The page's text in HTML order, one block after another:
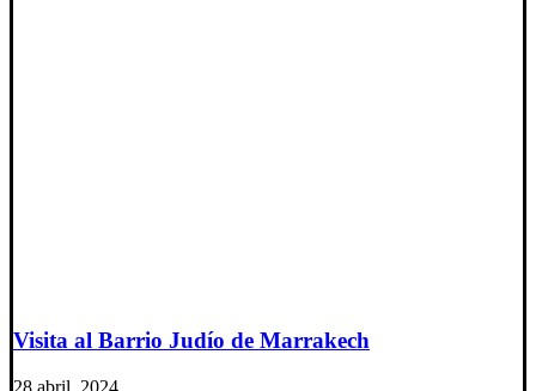
Visita al Barrio Judío de Marrakech
28 abril, 2024